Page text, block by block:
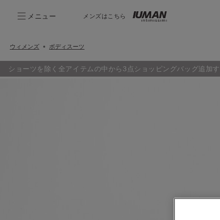
メニュー メンズはこちら
ウィメンズ ボディスーツ
ショーツを除く全アイテムの中から3点ショッピングバッグ追加